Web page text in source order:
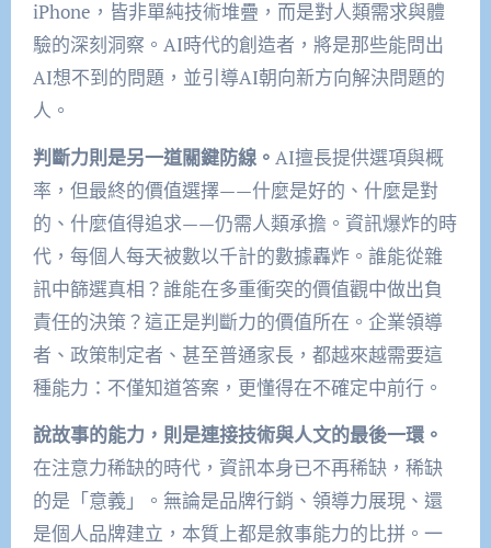
iPhone，皆非單純技術堆疊，而是對人類需求與體
驗的深刻洞察。AI時代的創造者，將是那些能問出
AI想不到的問題，並引導AI朝向新方向解決問題的
人。
判斷力則是另一道關鍵防線。 AI擅長提供選項與概
率，但最終的價值選擇——什麼是好的、什麼是對
的、什麼值得追求——仍需人類承擔。資訊爆炸的時
代，每個人每天被數以千計的數據轟炸。誰能從雜
訊中篩選真相？誰能在多重衝突的價值觀中做出負
責任的決策？這正是判斷力的價值所在。企業領導
者、政策制定者、甚至普通家長，都越來越需要這
種能力：不僅知道答案，更懂得在不確定中前行。
說故事的能力，則是連接技術與人文的最後一環。
在注意力稀缺的時代，資訊本身已不再稀缺，稀缺
的是「意義」。無論是品牌行銷、領導力展現、還
是個人品牌建立，本質上都是敘事能力的比拼。一